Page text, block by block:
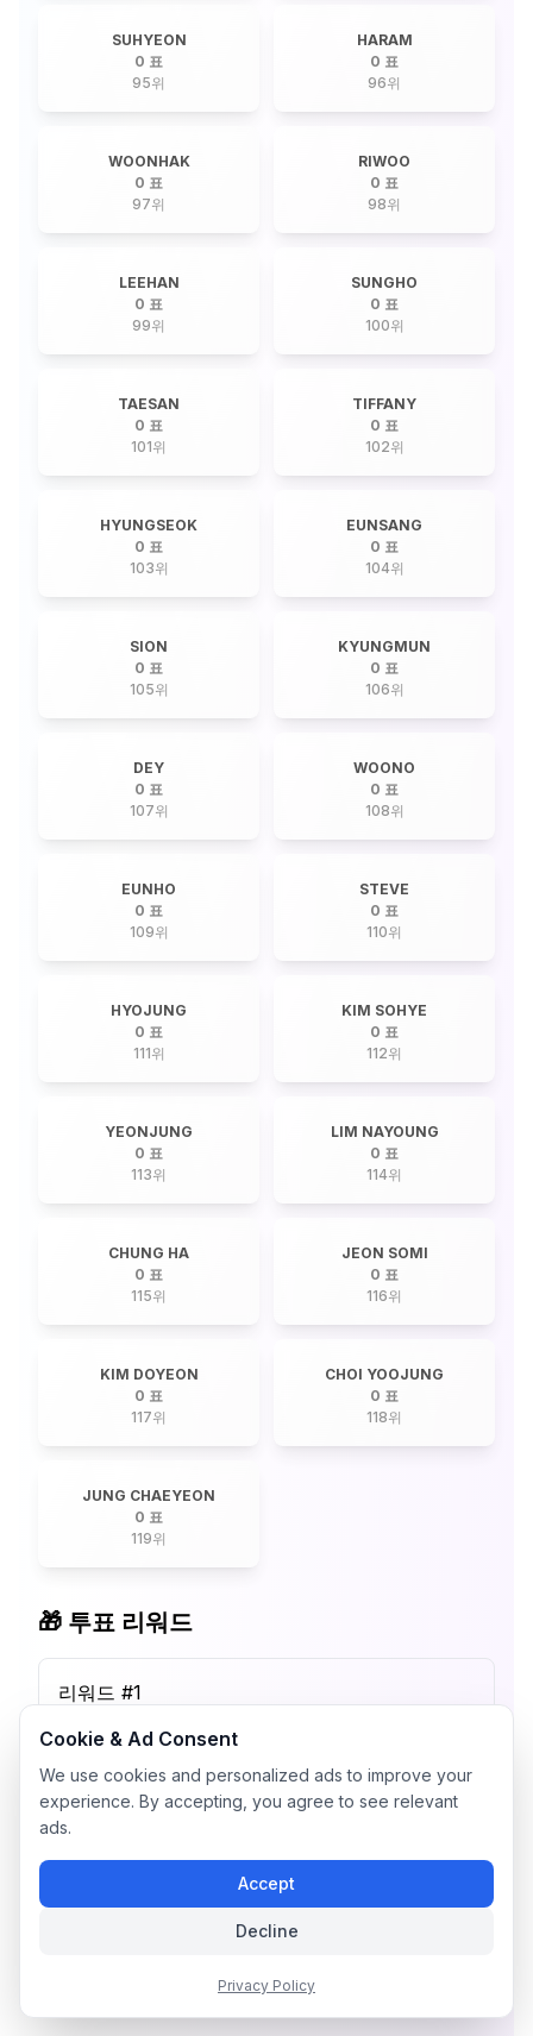
SUHYEON
0 표
95위
HARAM
0 표
96위
WOONHAK
0 표
97위
RIWOO
0 표
98위
LEEHAN
0 표
99위
SUNGHO
0 표
100위
TAESAN
0 표
101위
TIFFANY
0 표
102위
HYUNGSEOK
0 표
103위
EUNSANG
0 표
104위
SION
0 표
105위
KYUNGMUN
0 표
106위
DEY
0 표
107위
WOONO
0 표
108위
EUNHO
0 표
109위
STEVE
0 표
110위
HYOJUNG
0 표
111위
KIM SOHYE
0 표
112위
YEONJUNG
0 표
113위
LIM NAYOUNG
0 표
114위
CHUNG HA
0 표
115위
JEON SOMI
0 표
116위
KIM DOYEON
0 표
117위
CHOI YOOJUNG
0 표
118위
JUNG CHAEYEON
0 표
119위
🎁 투표 리워드
리워드 #1
Cookie & Ad Consent
We use cookies and personalized ads to improve your
experience. By accepting, you agree to see relevant
ads.
Accept
Decline
Privacy Policy